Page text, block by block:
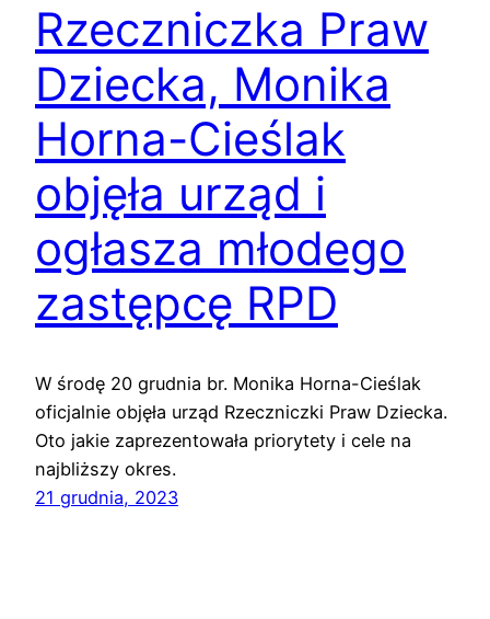
Rzeczniczka Praw
Dziecka, Monika
Horna-Cieślak
objęła urząd i
ogłasza młodego
zastępcę RPD
W środę 20 grudnia br. Monika Horna-Cieślak
oficjalnie objęła urząd Rzeczniczki Praw Dziecka.
Oto jakie zaprezentowała priorytety i cele na
najbliższy okres.
21 grudnia, 2023